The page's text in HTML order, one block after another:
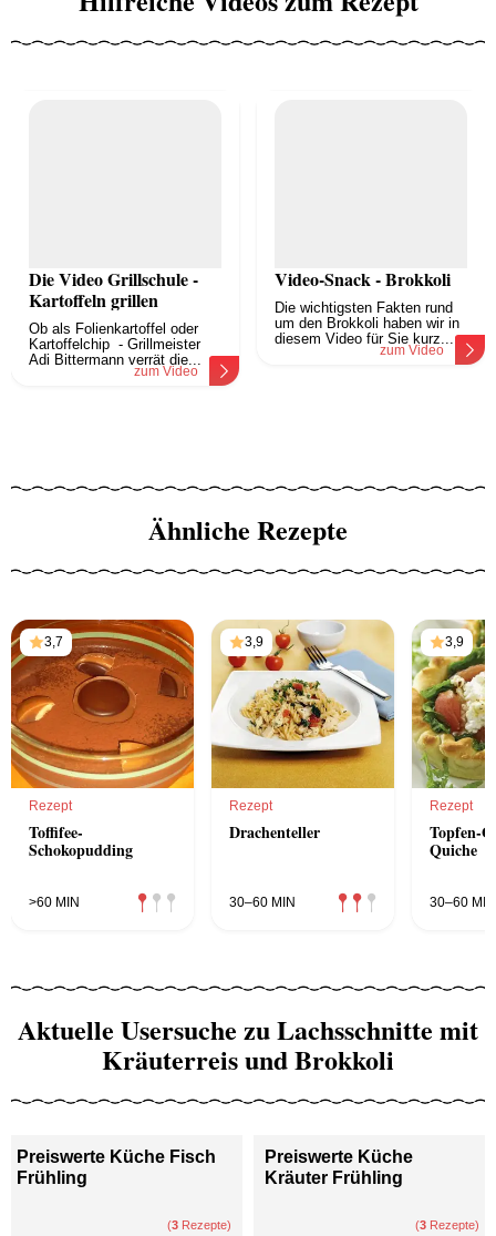
Die Video Grillschule -
Kartoffeln grillen
Ob als Folienkartoffel oder
Kartoffelchip - Grillmeister
Adi Bittermann verrät die...
zum Video
Video-Snack - Brokkoli
Die wichtigsten Fakten rund
um den Brokkoli haben wir in
diesem Video für Sie kurz...
zum Video
Ähnliche Rezepte
3,7
Rezept
Toffifee-
Schokopudding
>60 MIN
3,9
Rezept
Drachenteller
30–60 MIN
3,9
Rezept
Topfen-
Quiche
30–60 MIN
Aktuelle Usersuche zu Lachsschnitte mit
Kräuterreis und Brokkoli
Preiswerte Küche Fisch
Frühling
(3 Rezepte)
Preiswerte Küche
Kräuter Frühling
(3 Rezepte)